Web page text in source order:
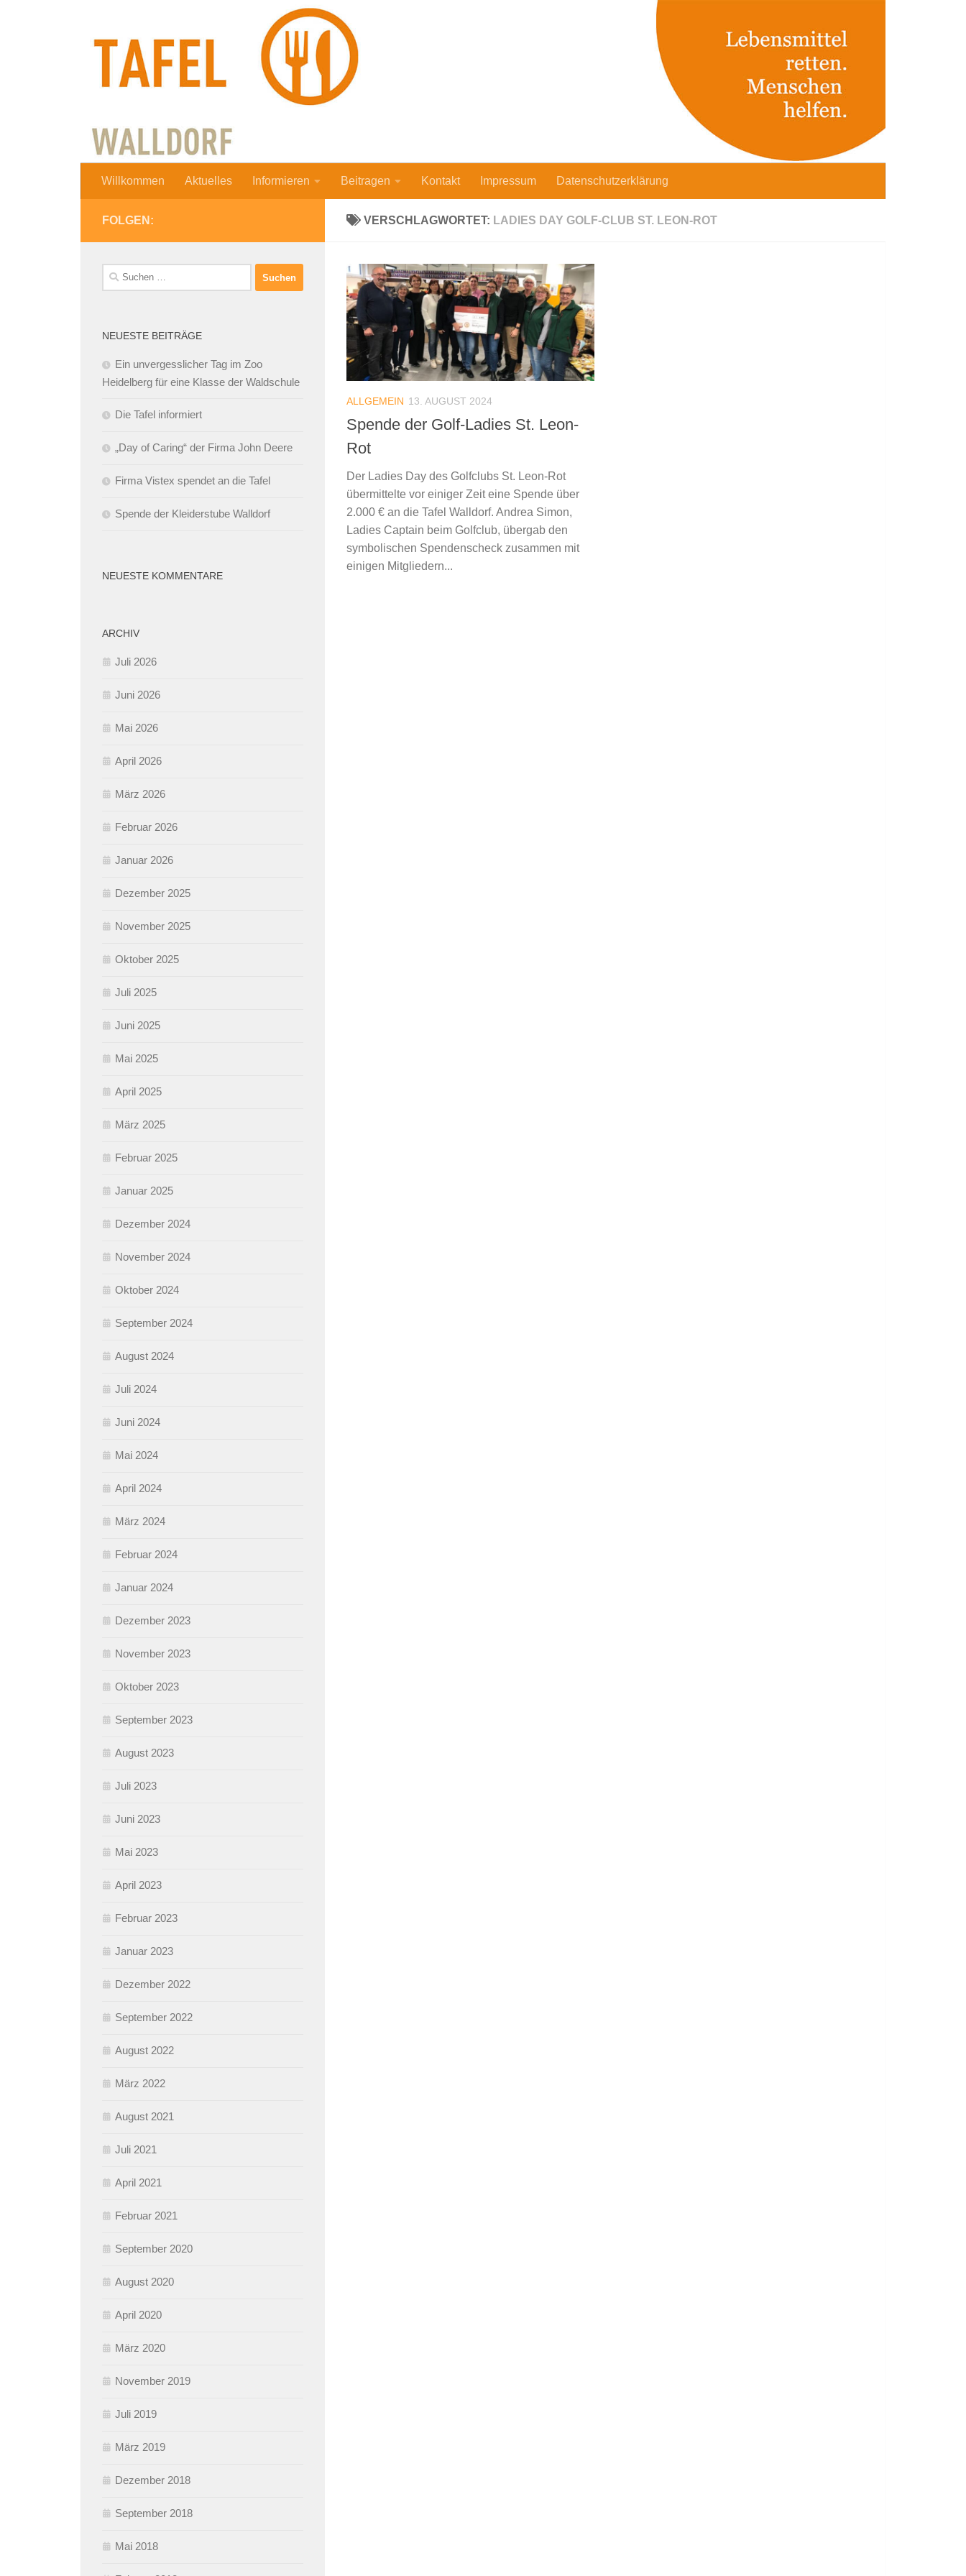
Willkommen Aktuelles Informieren Beitragen Kontakt Impressum Datenschutzerklärung
VERSCHLAGWORTET: LADIES DAY GOLF-CLUB ST. LEON-ROT
ALLGEMEIN 13. AUGUST 2024
Spende der Golf-Ladies St. Leon-
Rot
Der Ladies Day des Golfclubs St. Leon-Rot
übermittelte vor einiger Zeit eine Spende über
2.000 € an die Tafel Walldorf. Andrea Simon,
Ladies Captain beim Golfclub, übergab den
symbolischen Spendenscheck zusammen mit
einigen Mitgliedern...
FOLGEN:
Suchen
nach:
NEUESTE BEITRÄGE
Ein unvergesslicher Tag im Zoo
Heidelberg für eine Klasse der Waldschule
Die Tafel informiert
„Day of Caring“ der Firma John Deere
Firma Vistex spendet an die Tafel
Spende der Kleiderstube Walldorf
NEUESTE KOMMENTARE
ARCHIV
Juli 2026
Juni 2026
Mai 2026
April 2026
März 2026
Februar 2026
Januar 2026
Dezember 2025
November 2025
Oktober 2025
Juli 2025
Juni 2025
Mai 2025
April 2025
März 2025
Februar 2025
Januar 2025
Dezember 2024
November 2024
Oktober 2024
September 2024
August 2024
Juli 2024
Juni 2024
Mai 2024
April 2024
März 2024
Februar 2024
Januar 2024
Dezember 2023
November 2023
Oktober 2023
September 2023
August 2023
Juli 2023
Juni 2023
Mai 2023
April 2023
Februar 2023
Januar 2023
Dezember 2022
September 2022
August 2022
März 2022
August 2021
Juli 2021
April 2021
Februar 2021
September 2020
August 2020
April 2020
März 2020
November 2019
Juli 2019
März 2019
Dezember 2018
September 2018
Mai 2018